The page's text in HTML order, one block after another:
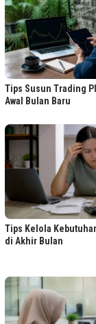
Tips Susun Trading
Awal Bulan Baru
Tips Kelola
di Akhir Bulan